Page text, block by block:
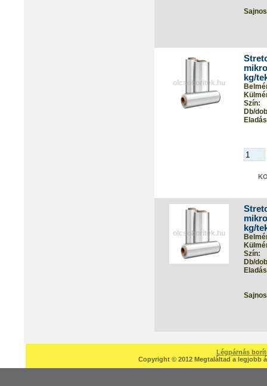
kg/
Szín:
Db/
kg/
Szín:
Db/
Légpárnás
Copyright © 2012 Megtaláltad a legjobb